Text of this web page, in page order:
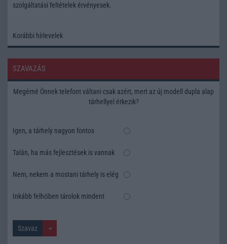
szolgáltatási feltételek érvényesek.
Korábbi hírlevelek
SZAVAZÁS
Megérné Önnek telefont váltani csak azért, mert az új modell dupla alap
tárhellyel érkezik?
Igen, a tárhely nagyon fontos
Talán, ha más fejlesztések is vannak
Nem, nekem a mostani tárhely is elég
Inkább felhőben tárolok mindent